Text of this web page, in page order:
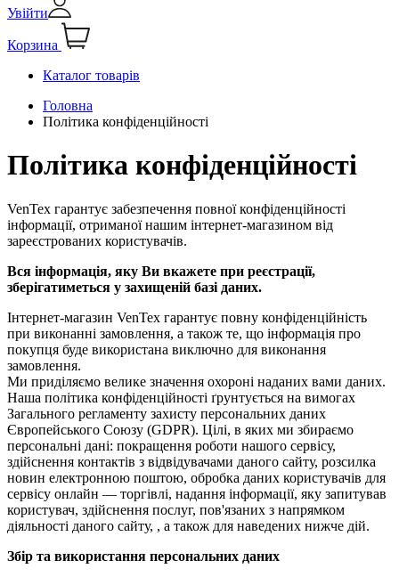
Увійти
Корзина
Каталог товарів
Головна
Політика конфіденційності
Політика конфіденційності
VenTex гарантує забезпечення повної конфіденційності
інформації, отриманої нашим інтернет-магазином від
зареєстрованих користувачів.
Вся інформація, яку Ви вкажете при реєстрації,
зберігатиметься у захищеній базі даних.
Інтернет-магазин VenTex гарантує повну конфіденційність
при виконанні замовлення, а також те, що інформація про
покупця буде використана виключно для виконання
замовлення.
Ми приділяємо велике значення охороні наданих вами даних.
Наша політика конфіденційності ґрунтується на вимогах
Загального регламенту захисту персональних даних
Європейського Союзу (GDPR). Цілі, в яких ми збираємо
персональні дані: покращення роботи нашого сервісу,
здійснення контактів з відвідувачами даного сайту, розсилка
новин електронною поштою, обробка даних користувачів для
сервісу онлайн — торгівлі, надання інформації, яку запитував
користувач, здійснення послуг, пов'язаних з напрямком
діяльності даного сайту, , а також для наведених нижче дій.
Збір та використання персональних даних